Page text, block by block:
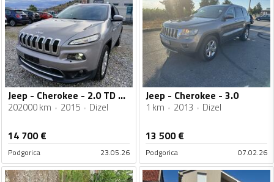
Jeep - Cherokee - 2.0 TD 4X4 AUTOMATIK
202000 km 2015 Dizel
14 700€
Podgorica 23.05.26
Jeep - Cherokee - 3.0
1 km 2013 Dizel
13 500€
Podgorica 07.02.26